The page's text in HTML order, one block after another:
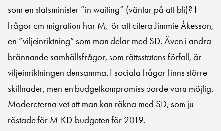
som en statsminister ”in waiting” (väntar på att bli)? I
frågor om migration har M, för att citera Jimmie Åkesson,
en ”viljeinriktning” som man delar med SD. Även i andra
brännande samhällsfrågor, som rättsstatens förfall, är
viljeinriktningen densamma. I sociala frågor finns större
skillnader, men en budgetkompromiss borde vara möjlig.
Moderaterna vet att man kan räkna med SD, som ju
röstade för M-KD-budgeten för 2019.